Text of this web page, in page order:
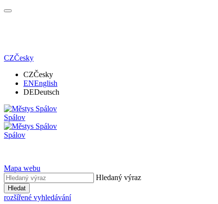
CZČesky
CZČesky
ENEnglish
DEDeutsch
Spálov
Spálov
Mapa webu
Hledaný výraz
Hledat
rozšířené vyhledávání